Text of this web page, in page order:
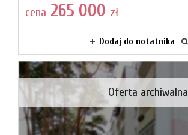
cena 265 000 zł
Dodaj do notatnika
Oferta archiwalna